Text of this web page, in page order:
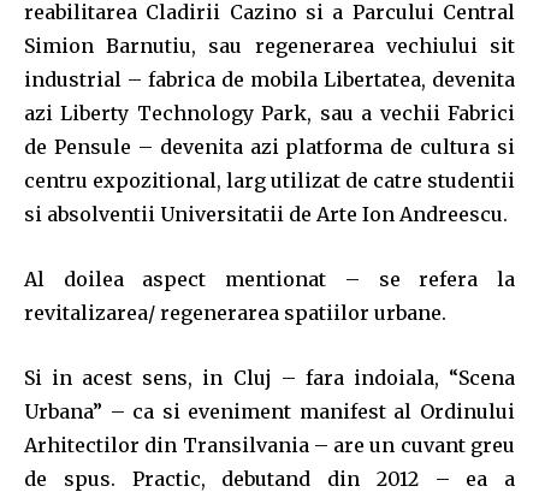
reabilitarea Cladirii Cazino si a Parcului Central
Simion Barnutiu, sau regenerarea vechiului sit
industrial – fabrica de mobila Libertatea, devenita
azi Liberty Technology Park, sau a vechii Fabrici
de Pensule – devenita azi platforma de cultura si
centru expozitional, larg utilizat de catre studentii
si absolventii Universitatii de Arte Ion Andreescu.
Al doilea aspect mentionat – se refera la
revitalizarea/ regenerarea spatiilor urbane.
Si in acest sens, in Cluj – fara indoiala, “Scena
Urbana” – ca si eveniment manifest al Ordinului
Arhitectilor din Transilvania – are un cuvant greu
de spus. Practic, debutand din 2012 – ea a